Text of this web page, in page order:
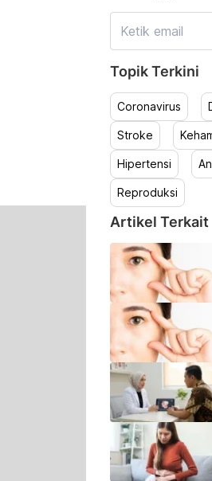
Topik Terkini
Coronavirus
Stroke
Hipertensi
Reproduksi
Artikel Terkait